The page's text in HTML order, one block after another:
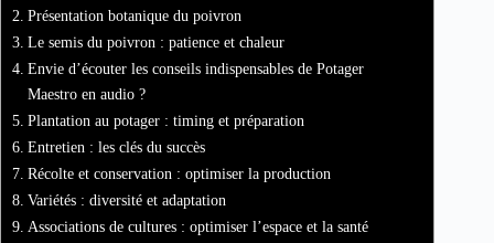
Présentation botanique du poivron
Le semis du poivron : patience et chaleur
Envie d’écouter les conseils indispensables de Potager
Maestro en audio ?
Plantation au potager : timing et préparation
Entretien : les clés du succès
Récolte et conservation : optimiser la production
Variétés : diversité et adaptation
Associations de cultures : optimiser l’espace et la santé